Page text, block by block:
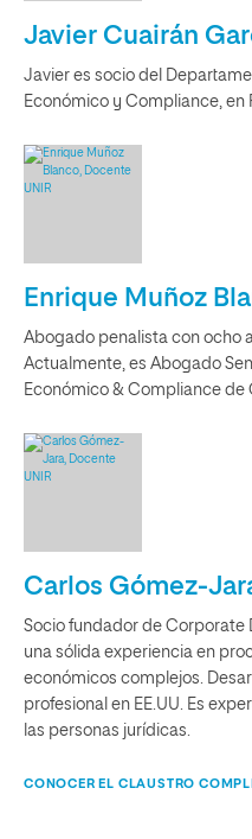
Javier Cuairán
Javier es socio del
Económico y Compliance, en
Enrique Muñoz
Abogado penalista con ocho
Actualmente, es Abogado
Económico & Compliance de
Carlos Gómez-
Socio fundador de Corporate
una sólida experiencia en
económicos complejos.
profesional en EE.UU. Es
las personas jurídicas.
CONOCER EL CLAUSTRO